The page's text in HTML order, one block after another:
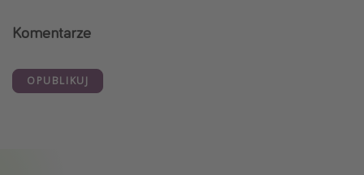
Komentarze
OPUBLIKUJ